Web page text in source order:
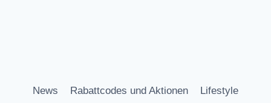
News Rabattcodes und Aktionen
Lifestyle